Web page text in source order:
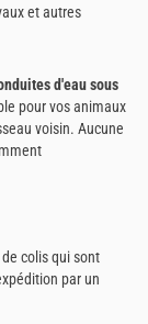
et autres
d'eau sous
pour vos animaux
voisin. Aucune
colis qui sont
par un